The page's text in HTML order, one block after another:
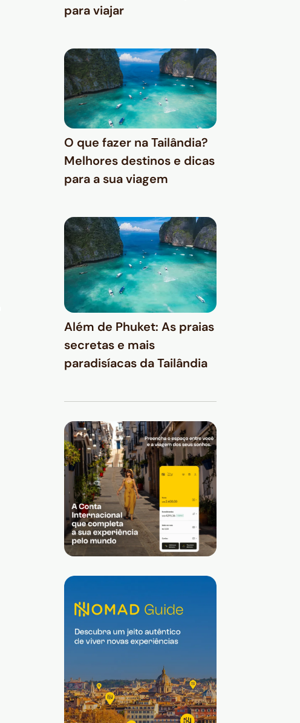
para viajar
O que fazer na Tailândia?
Melhores destinos e dicas
para a sua viagem
Além de Phuket: As praias
secretas e mais
paradisíacas da Tailândia